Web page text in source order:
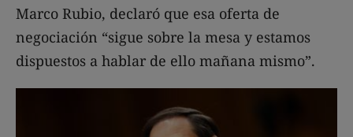
Marco Rubio, declaró que esa oferta de
negociación “sigue sobre la mesa y estamos
dispuestos a hablar de ello mañana mismo”.